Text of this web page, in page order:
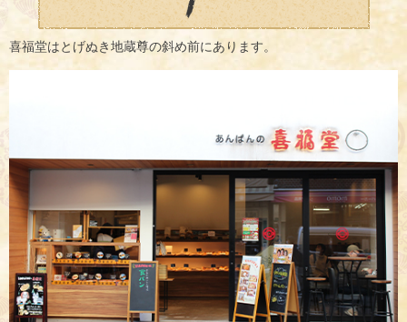
喜福堂はとげぬき地蔵尊の斜め前にあります。